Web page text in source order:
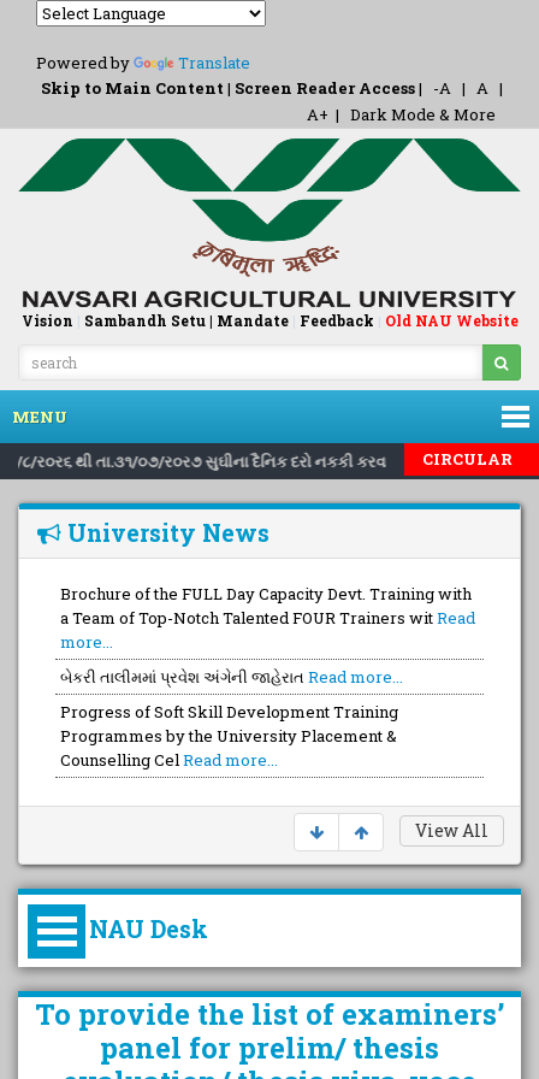
Powered by
Translate
Skip to Main Content | Screen Reader Access| -A | A |
A+ | Dark Mode & More
Vision | Sambandh Setu | Mandate| Feedback | Old NAU Website
MENU
ર૦ર૬ થી તા.૩૧/૦૭/ર૦ર૭ સુઘીના દૈનિક દરો નકકી કરવા બાબત..| |
CIRCULAR
University News
Brochure of the FULL Day Capacity Devt. Training with
a Team of Top-Notch Talented FOUR Trainers witRead
more...
બેકરી તાલીમમાં પ્રવેશ અંગેની જાહેરાત Read more...
Progress of Soft Skill Development Training
Programmes by the University Placement &
Counselling CelRead more...
View All
NAU Desk
કુલપતિની પરિવર્તનકારી પહેલનું
વિહંગાવલોકન (ઓક્ટોબર ૨૦૨૦-૨૦૨૫)
To provide the list of examiners’
panel for prelim/ thesis